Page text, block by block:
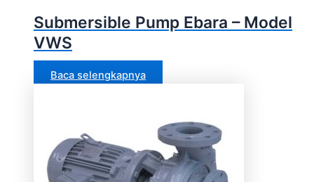
Submersible Pump Ebara – Model
VWS
Baca selengkapnya